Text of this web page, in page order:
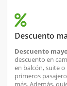
Descuento
Descuento
descuento en
en balcón, suite o
primeros
más. Además,